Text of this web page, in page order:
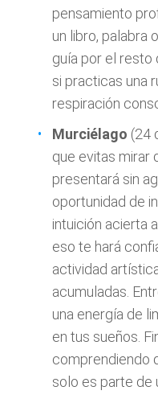
pensamiento
un libro, palabra
guía por el resto
si practicas una
respiración
Murciélago (24
que evitas mirar
presentará sin
oportunidad de
intuición acierta
eso te hará
actividad
acumuladas.
una energía de
en tus sueños.
comprendiendo
solo es parte de